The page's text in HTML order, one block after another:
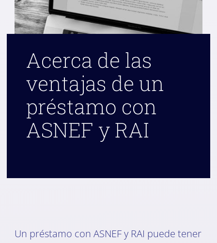
Acerca de las
ventajas de un
préstamo con
ASNEF y RAI
Un préstamo con ASNEF y RAI puede tener